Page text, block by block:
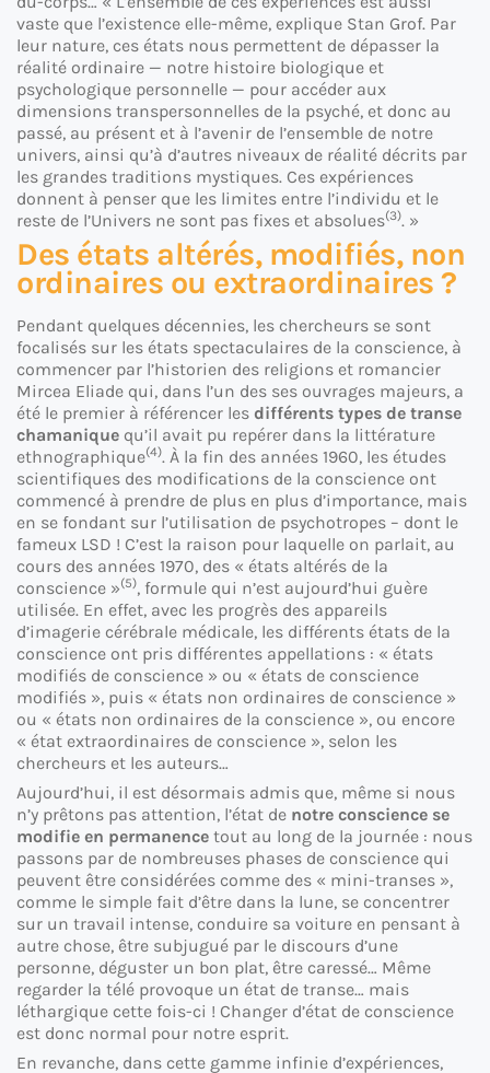
vaste que l’existence elle-même, explique Stan Grof. Par
leur nature, ces états nous permettent de dépasser la
réalité ordinaire — notre histoire biologique et
psychologique personnelle — pour accéder aux
dimensions transpersonnelles de la psyché, et donc au
passé, au présent et à l’avenir de l’ensemble de notre
univers, ainsi qu’à d’autres niveaux de réalité décrits par
les grandes traditions mystiques. Ces expériences
donnent à penser que les limites entre l’individu et le
reste de l’Univers ne sont pas fixes et absolues(3). »
Des états altérés, modifiés, non
ordinaires ou extraordinaires ?
Pendant quelques décennies, les chercheurs se sont
focalisés sur les états spectaculaires de la conscience, à
commencer par l’historien des religions et romancier
Mircea Eliade qui, dans l’un des ses ouvrages majeurs, a
été le premier à référencer les différents types de transe
chamanique qu’il avait pu repérer dans la littérature
ethnographique(4). À la fin des années 1960, les études
scientifiques des modifications de la conscience ont
commencé à prendre de plus en plus d’importance, mais
en se fondant sur l’utilisation de psychotropes – dont le
fameux LSD ! C’est la raison pour laquelle on parlait, au
cours des années 1970, des « états altérés de la
conscience »(5), formule qui n’est aujourd’hui guère
utilisée. En effet, avec les progrès des appareils
d’imagerie cérébrale médicale, les différents états de la
conscience ont pris différentes appellations : « états
modifiés de conscience » ou « états de conscience
modifiés », puis « états non ordinaires de conscience »
ou « états non ordinaires de la conscience », ou encore
« état extraordinaires de conscience », selon les
chercheurs et les auteurs…
Aujourd’hui, il est désormais admis que, même si nous
n’y prêtons pas attention, l’état de notre conscience se
modifie en permanence tout au long de la journée : nous
passons par de nombreuses phases de conscience qui
peuvent être considérées comme des « mini-transes »,
comme le simple fait d’être dans la lune, se concentrer
sur un travail intense, conduire sa voiture en pensant à
autre chose, être subjugué par le discours d’une
personne, déguster un bon plat, être caressé… Même
regarder la télé provoque un état de transe… mais
léthargique cette fois-ci ! Changer d’état de conscience
est donc normal pour notre esprit.
En revanche, dans cette gamme infinie d’expériences,